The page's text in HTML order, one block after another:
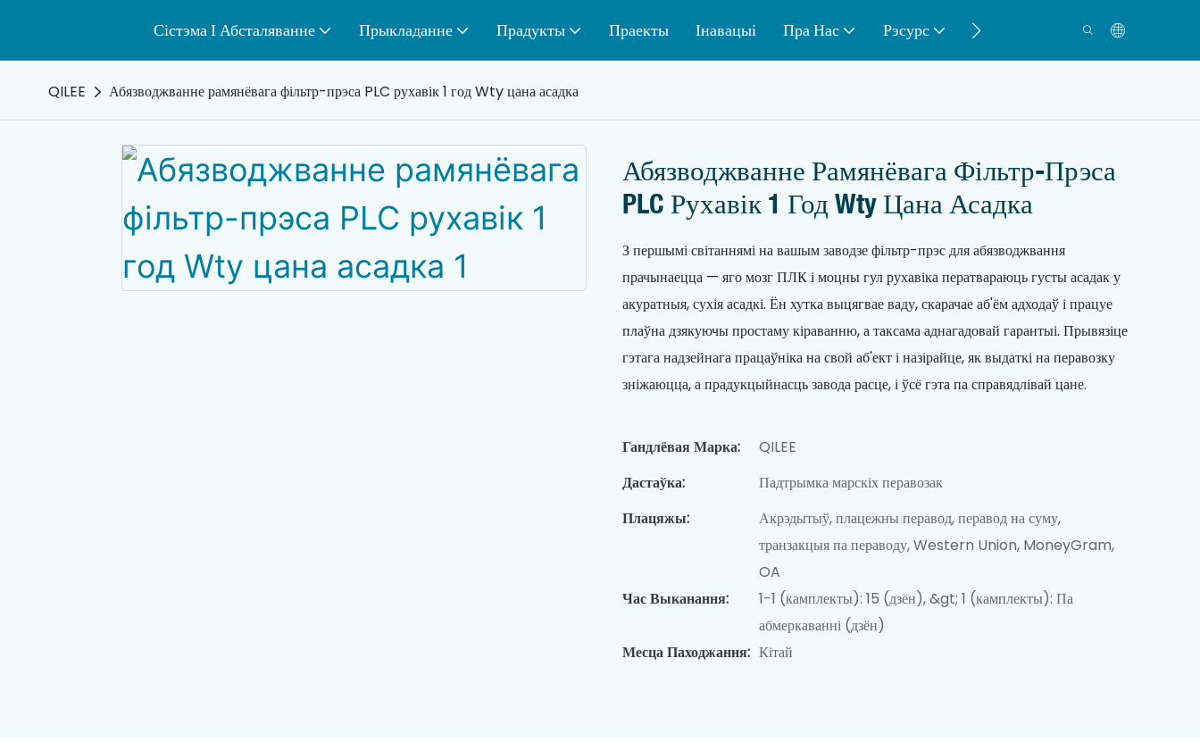
Сістэма І Абсталяванне Прыкладанне Прадукты Праекты Інавацыі Пра Нас Рэсурс Кантакт
QILEE Абязводжванне рамянёвага фільтр-прэса PLC рухавік 1 год Wty цана асадка
Абязводжванне Рамянёвага Фільтр-Прэса
PLC Рухавік 1 Год Wty Цана Асадка
З першымі світаннямі на вашым заводзе фільтр-прэс для абязводжвання
прачынаецца — яго мозг ПЛК і моцны гул рухавіка ператвараюць густы асадак у
акуратныя, сухія асадкі. Ён хутка выцягвае ваду, скарачае аб'ём адходаў і працуе
плаўна дзякуючы простаму кіраванню, а таксама аднагадовай гарантыі. Прывязіце
гэтага надзейнага працаўніка на свой аб'ект і назірайце, як выдаткі на перавозку
зніжаюцца, а прадукцыйнасць завода расце, і ўсё гэта па справядлівай цане.
Гандлёвая Марка:
QILEE
Дастаўка:
Падтрымка марскіх перавозак
Плацяжы:
Акрэдытыў, плацежны перавод, перавод на суму,
транзакцыя па пераводу, Western Union, MoneyGram,
OA
Час Выканання:
1-1 (камплекты): 15 (дзён), &gt; 1 (камплекты): Па
абмеркаванні (дзён)
Месца Паходжання: Кітай